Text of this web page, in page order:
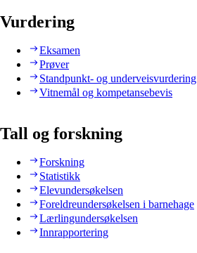
Vurdering
Eksamen
Prøver
Standpunkt- og underveisvurdering
Vitnemål og kompetansebevis
Tall og forskning
Forskning
Statistikk
Elevundersøkelsen
Foreldreundersøkelsen i barnehage
Lærlingundersøkelsen
Innrapportering